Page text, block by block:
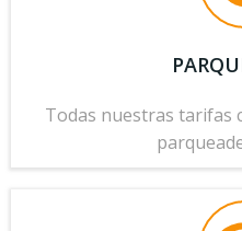
Todas nuestras tarifas